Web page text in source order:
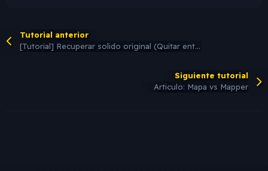
Tutorial anterior
[Tutorial] Recuperar solido original (Quitar entidad)
Siguiente tutorial
Articulo: Mapa vs Mapper